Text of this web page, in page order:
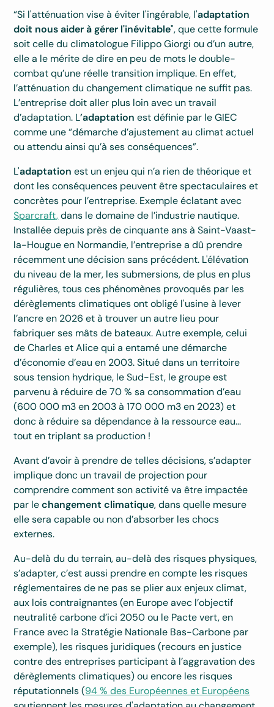
“Si l'atténuation vise à éviter l'ingérable, l'adaptation
doit nous aider à gérer l'inévitable", que cette formule
soit celle du climatologue Filippo Giorgi ou d’un autre,
elle a le mérite de dire en peu de mots le double-
combat qu’une réelle transition implique. En effet,
l’atténuation du changement climatique ne suffit pas.
L’entreprise doit aller plus loin avec un travail
d’adaptation. L’adaptationest définie par le GIEC
comme une “démarche d’ajustement au climat actuel
ou attendu ainsi qu’à ses conséquences”.
L'adaptation est un enjeu qui n’a rien de théorique et
dont les conséquences peuvent être spectaculaires et
concrètes pour l’entreprise. Exemple éclatant avec
Sparcraft,dans le domaine de l’industrie nautique.
Installée depuis près de cinquante ans à Saint-Vaast-
la-Hougue en Normandie, l’entreprise a dû prendre
récemment une décision sans précédent. L'élévation
du niveau de la mer, les submersions, de plus en plus
régulières, tous ces phénomènes provoqués par les
dérèglements climatiques ont obligé l'usine à lever
l’ancre en 2026 et à trouver un autre lieu pour
fabriquer ses mâts de bateaux. Autre exemple, celui
de Charles et Alice qui a entamé une démarche
d’économie d’eau en 2003. Situé dans un territoire
sous tension hydrique, le Sud-Est, le groupe est
parvenu à réduire de 70 % sa consommation d’eau
(600 000 m3 en 2003 à 170 000 m3 en 2023) et
donc à réduire sa dépendance à la ressource eau...
tout en triplant sa production !
Avant d’avoir à prendre de telles décisions, s’adapter
implique donc un travail de projection pour
comprendre comment son activité va être impactée
par lechangement climatique, dans quelle mesure
elle sera capable ou non d’absorber les chocs
externes.
Au-delà du du terrain, au-delà des risques physiques,
s’adapter, c’est aussi prendre en compte les risques
réglementaires de ne pas se plier aux enjeux climat,
aux lois contraignantes (en Europe avec l’objectif
neutralité carbone d’ici 2050 ou le Pacte vert, en
France avec la Stratégie Nationale Bas-Carbone par
exemple), les risques juridiques (recours en justice
contre des entreprises participant à l’aggravation des
dérèglements climatiques) ou encore les risques
réputationnels (94 % des Européennes et Européens